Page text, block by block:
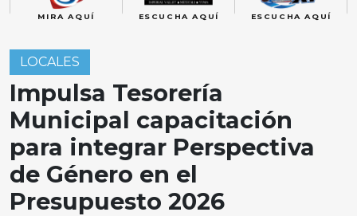
MIRA AQUÍ ESCUCHA AQUÍ ESCUCHA AQUÍ
LOCALES
Impulsa Tesorería
Municipal capacitación
para integrar Perspectiva
de Género en el
Presupuesto 2026